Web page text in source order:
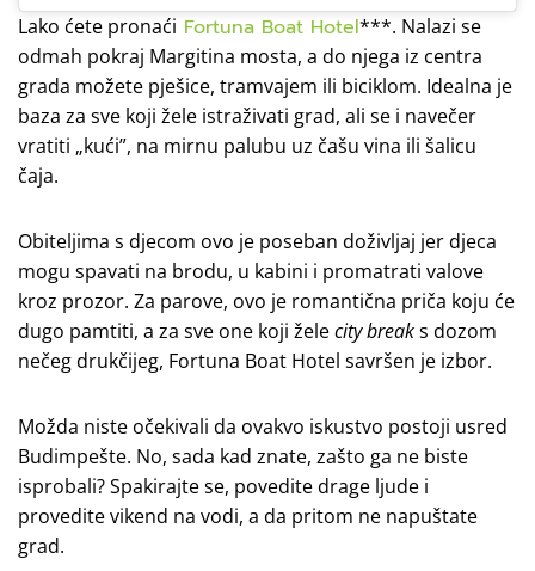
Lako ćete pronaći Fortuna Boat Hotel***. Nalazi se
odmah pokraj Margitina mosta, a do njega iz centra
grada možete pješice, tramvajem ili biciklom. Idealna je
baza za sve koji žele istraživati grad, ali se i navečer
vratiti „kući”, na mirnu palubu uz čašu vina ili šalicu
čaja.
Obiteljima s djecom ovo je poseban doživljaj jer djeca
mogu spavati na brodu, u kabini i promatrati valove
kroz prozor. Za parove, ovo je romantična priča koju će
dugo pamtiti, a za sve one koji želecitybreaks dozom
nečeg drukčijeg, Fortuna Boat Hotel savršen je izbor.
Možda niste očekivali da ovakvo iskustvo postoji usred
Budimpešte. No, sada kad znate, zašto ga ne biste
isprobali? Spakirajte se, povedite drage ljude i
provedite vikend na vodi, a da pritom ne napuštate
grad.